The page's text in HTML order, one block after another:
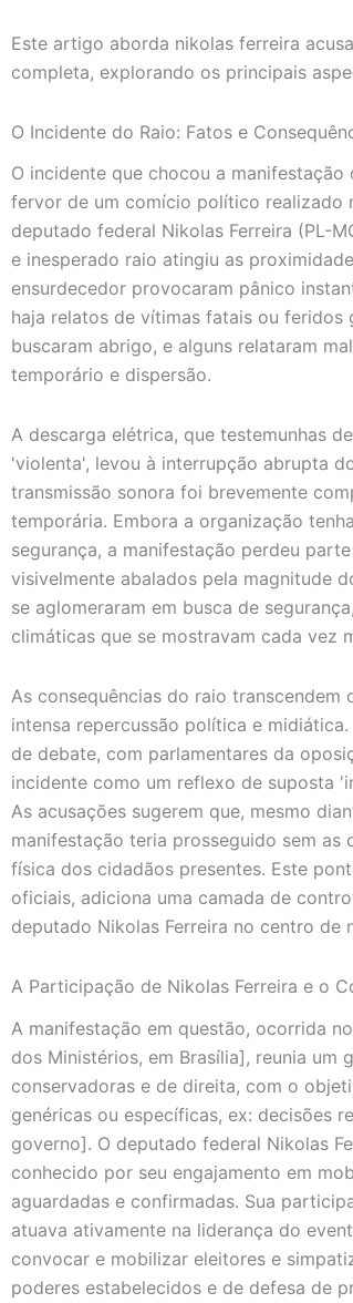
Este artigo aborda nikolas ferreira
completa, explorando os principais
O Incidente do Raio: Fatos e
O incidente que chocou a
fervor de um comício político realizado
deputado federal Nikolas Ferreira (PL-
e inesperado raio atingiu as
ensurdecedor provocaram pânico
haja relatos de vítimas fatais ou
buscaram abrigo, e alguns relataram
temporário e dispersão.
A descarga elétrica, que testemunhas
'violenta', levou à interrupção abrupta
transmissão sonora foi brevemente
temporária. Embora a organização
segurança, a manifestação perdeu
visivelmente abalados pela magnitude
se aglomeraram em busca de
climáticas que se mostravam cada vez
As consequências do raio transcendem
intensa repercussão política e
de debate, com parlamentares da
incidente como um reflexo de suposta
As acusações sugerem que, mesmo
manifestação teria prosseguido sem
física dos cidadãos presentes. Este
oficiais, adiciona uma camada de
deputado Nikolas Ferreira no centro de
A Participação de Nikolas Ferreira e o
A manifestação em questão, ocorrida
dos Ministérios, em Brasília], reunia
conservadoras e de direita, com o
genéricas ou específicas, ex: decisões
governo]. O deputado federal Nikolas
conhecido por seu engajamento em
aguardadas e confirmadas. Sua
atuava ativamente na liderança do
convocar e mobilizar eleitores e
poderes estabelecidos e de defesa de